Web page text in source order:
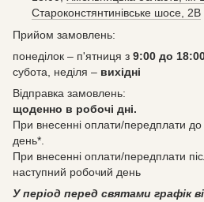
Староконстянтинівське шосе, 2В
Прийом замовлень:
понеділок – п'ятниця з 9:00 до
субота, неділя – вихідні
Відправка замовлень:
щоденно в робочі дні.
При внесенні оплати/передплати
день*.
При внесенні оплати/передплати
наступний робочий день
У період перед святами графік